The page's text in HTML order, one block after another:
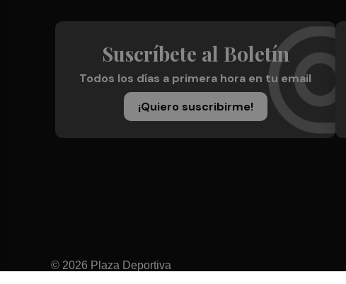
Suscríbete al Boletín
Todos los días a primera hora en tu email
¡Quiero suscribirme!
© 2026 Plaza Deportiva